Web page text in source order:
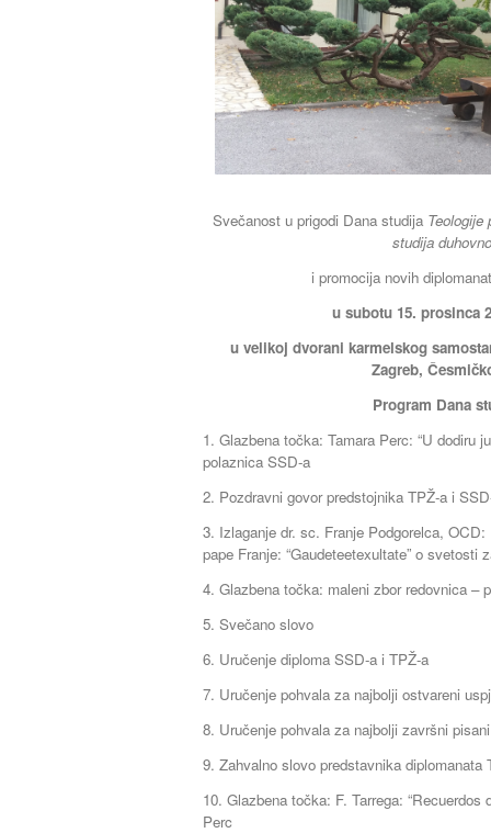
Svečanost u prigodi Dana studija
studija
i promocija novih
u subotu 15. prosinca
u velikoj dvorani karmelskog
Zagreb,
Program Dana
1. Glazbena točka: Tamara Perc: “U dodiru
polaznica SSD-a
2. Pozdravni govor predstojnika TPŽ-a i
3. Izlaganje dr. sc. Franje Podgorelca,
pape Franje: “Gaudeteetexultate” o svetosti
4. Glazbena točka: maleni zbor redovnica –
5. Svečano slovo
6. Uručenje diploma SSD-a i TPŽ-a
7. Uručenje pohvala za najbolji ostvareni
8. Uručenje pohvala za najbolji završni
9. Zahvalno slovo predstavnika diplomanata
10. Glazbena točka: F. Tarrega: “Recuerdos
Perc